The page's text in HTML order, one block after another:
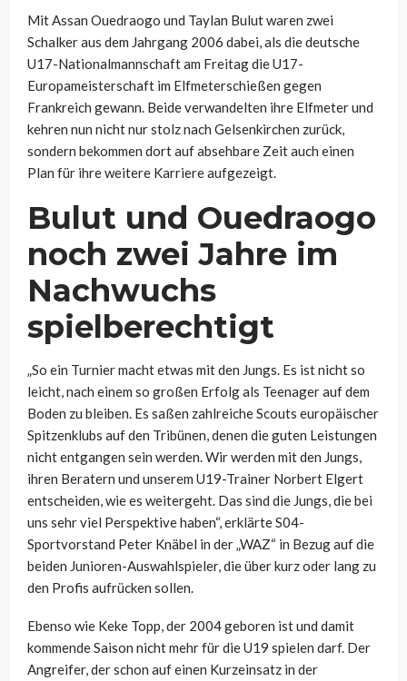
MitAssan Ouedraogo und Taylan Bulutwaren zwei
Schalker aus dem Jahrgang 2006 dabei, als die deutsche
U17-Nationalmannschaft am Freitag dieU17-
Europameisterschaft im Elfmeterschießen gegen
Frankreich gewann. Beide verwandelten ihre Elfmeter und
kehren nun nicht nur stolz nach Gelsenkirchen zurück,
sondern bekommen dort auf absehbare Zeit auch einen
Plan für ihre weitere Karriere aufgezeigt.
Bulut und Ouedraogo
noch zwei Jahre im
Nachwuchs
spielberechtigt
„So ein Turnier macht etwas mit den Jungs. Es ist nicht so
leicht, nach einem so großen Erfolg als Teenager auf dem
Boden zu bleiben. Es saßen zahlreiche Scouts europäischer
Spitzenklubs auf den Tribünen, denen die guten Leistungen
nicht entgangen sein werden.Wir werden mit den Jungs,
ihren Beratern und unserem U19-Trainer Norbert Elgert
entscheiden, wie es weitergeht. Das sind die Jungs, die bei
uns sehr viel Perspektive haben“, erklärte S04-
Sportvorstand Peter Knäbel in der „WAZ“ in Bezug auf die
beiden Junioren-Auswahlspieler, die über kurz oder lang zu
den Profis aufrücken sollen.
Ebenso wie Keke Topp, der 2004 geboren ist und damit
kommende Saison nicht mehr für die U19 spielen darf. Der
Angreifer, der schon auf einen Kurzeinsatz in der